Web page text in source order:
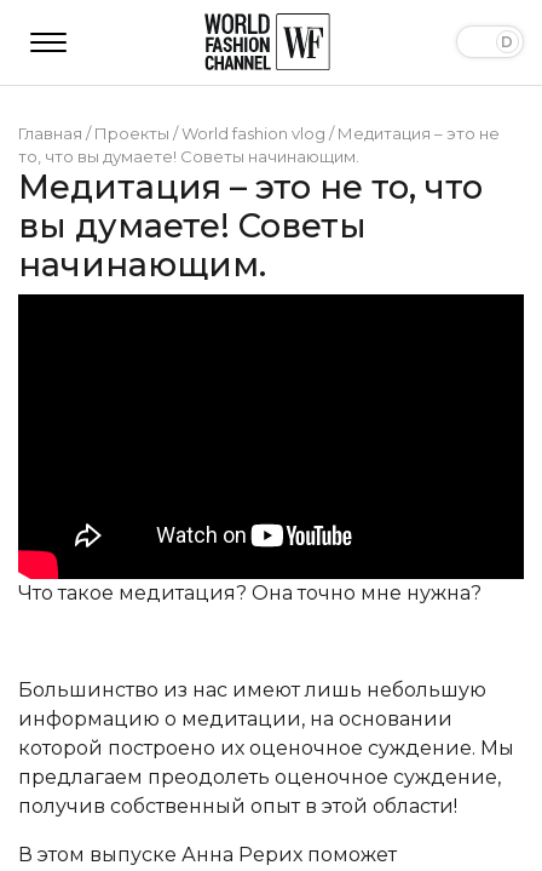
Главная /Проекты /World fashion vlog /Медитация – это не
то, что вы думаете! Советы начинающим.
Медитация – это не то, что
вы думаете! Советы
начинающим.
Что такое медитация? Она точно мне нужна?
Большинство из нас имеют лишь небольшую
информацию о медитации, на основании
которой построено их оценочное суждение. Мы
предлагаем преодолеть оценочное суждение,
получив собственный опыт в этой области!
В этом выпуске Анна Рерих поможет